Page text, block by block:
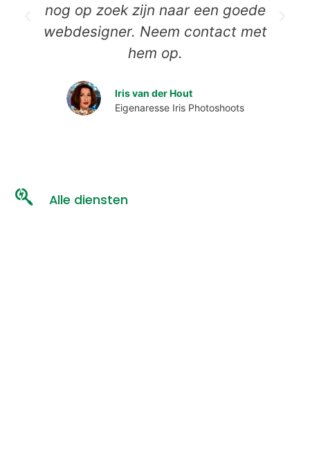
nog op zoek zijn naar een goede
webdesigner. Neem contact met
hem op.
Iris van der Hout
Eigenaresse Iris Photoshoots
Alle diensten